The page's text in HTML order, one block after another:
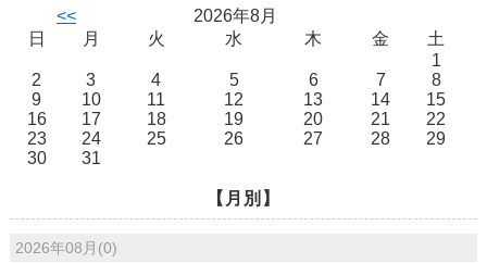
<<
2026年8月
日
月 火 水 木 金
土
1
2
3 4 5 6 7
8
9
10 11 12 13 14
15
16
17 18 19 20 21
22
23
24 25 26 27 28
29
30
31
【月別】
2026年08月(0)